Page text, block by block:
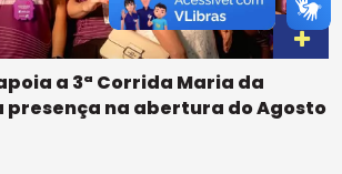
a 3ª Corrida Maria da
presença na abertura do Agosto